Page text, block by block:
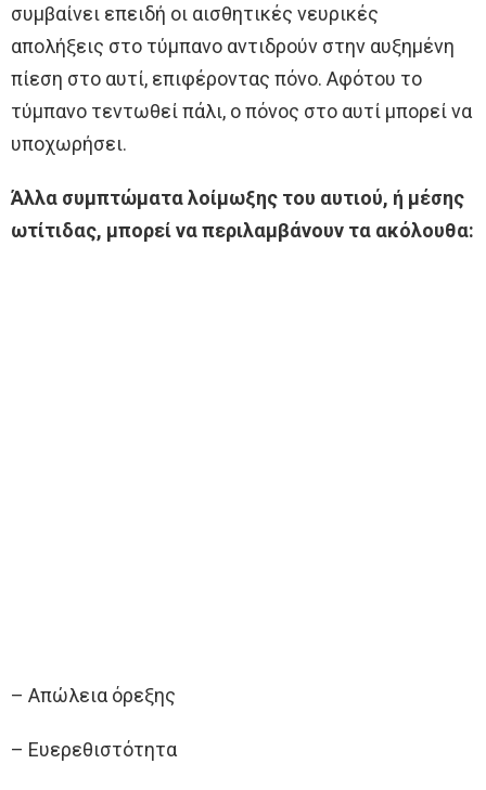
συμβαίνει επειδή οι αισθητικές νευρικές
απολήξεις στο τύμπανο αντιδρούν στην αυξημένη
πίεση στο αυτί, επιφέροντας πόνο. Αφότου το
τύμπανο τεντωθεί πάλι, ο πόνος στο αυτί μπορεί να
υποχωρήσει.
Άλλα συμπτώματα λοίμωξης του αυτιού, ή μέσης
ωτίτιδας, μπορεί να περιλαμβάνουν τα ακόλουθα:
– Απώλεια όρεξης
– Ευερεθιστότητα